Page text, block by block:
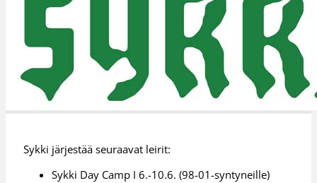
Sykki järjestää seuraavat leirit:
Sykki Day Camp I 6.-10.6. (98-01-syntyneille)